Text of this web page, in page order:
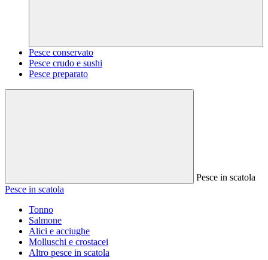
Pesce conservato
Pesce crudo e sushi
Pesce preparato
Pesce in scatola
Pesce in scatola
Tonno
Salmone
Alici e acciughe
Molluschi e crostacei
Altro pesce in scatola